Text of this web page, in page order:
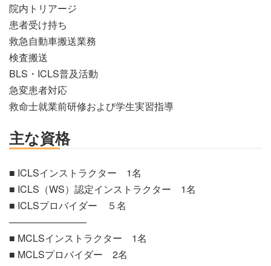
院内トリアージ
患者受け持ち
救急自動車搬送業務
検査搬送
BLS・ICLS普及活動
急変患者対応
救命士就業前研修および学生実習指導
主な資格
■ ICLSインストラクター 1名
■ ICLS（WS）認定インストラクター 1名
■ ICLSプロバイダー ５名
————————
■ MCLSインストラクター 1名
■ MCLSプロバイダー 2名